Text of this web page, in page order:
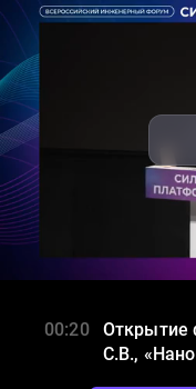
Facecast —
Универсальный
монетизации видео.
Зал 1. Main Stage
00:20
Открытие
С.В.,